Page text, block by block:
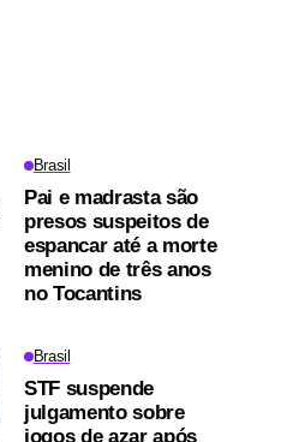
Brasil
Pai e madrasta são
presos suspeitos de
espancar até a morte
menino de três anos
no Tocantins
Brasil
STF suspende
julgamento sobre
jogos de azar após